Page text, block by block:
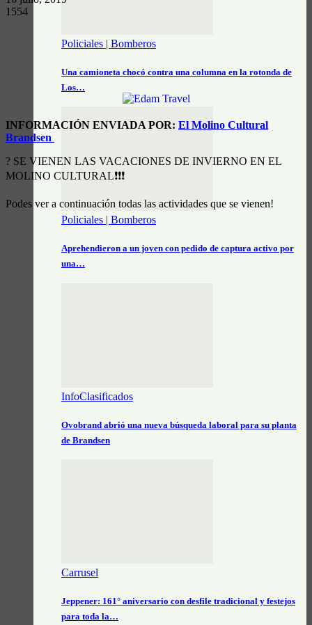
Policiales | Bomberos
Una camioneta chocó contra una columna en la rotonda de
Los…
Policiales | Bomberos
Aprehendieron a un joven con pedido de captura activo por
una…
InfoClasificados
Ovobrand abrió una nueva búsqueda laboral para su planta
de Brandsen
Carrusel
Jeppener: 161° aniversario con desfile tradicional y festejos
para toda la…
1554
INFORMACIÓN ENVIADA POR: El Molino Cultural
Brandsen
? SE VIENEN LAS VACACIONES DE INVIERNO EN EL
MOLINO CULTURAL❗❗❗
Podes ver a continuación todas las actividades que se vienen!